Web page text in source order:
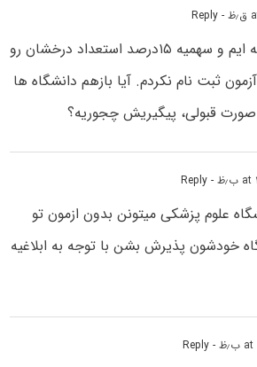
- Reply
سلام. من بهداشت حرفه ایم و سهمیه ۱۵درصد استعداد درخشان رو
ثبت نام نکردم. آیا بازهم دانشگاه ها
قبولی، پیگیریش چجوریه؟
- Reply
علوم پزشکی میتونن بدون ازمون تو
خودشون پذیرش بشن با توجه به ابلاغیه
- Reply